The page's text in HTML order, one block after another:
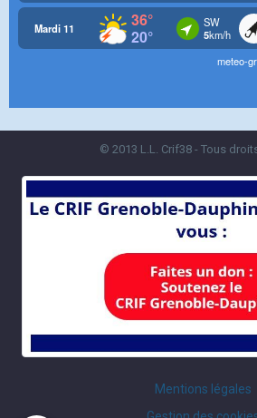
© 2013 L.L. Crif38 - Tous
Mentions légales